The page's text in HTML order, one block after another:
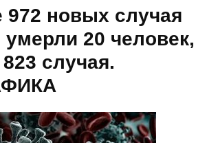
972 новых случая
умерли 20 человек,
случая.